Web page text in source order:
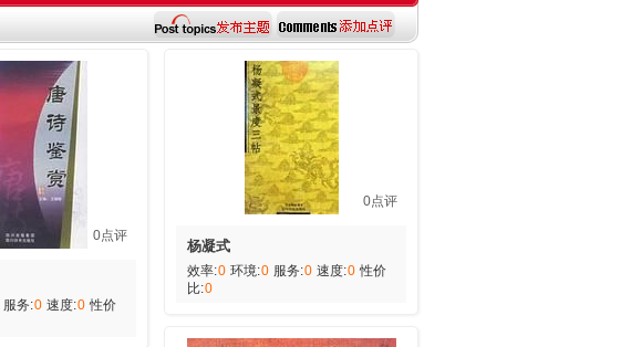
0点评
服务:0 速度:0 性价
0点评
杨凝式
效率:0 环境:0 服务:0 速度:0 性价
比:0